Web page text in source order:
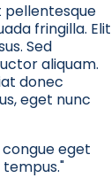
pellentesque
fringilla. Elit
Sed
aliquam.
donec
eget nunc
eget